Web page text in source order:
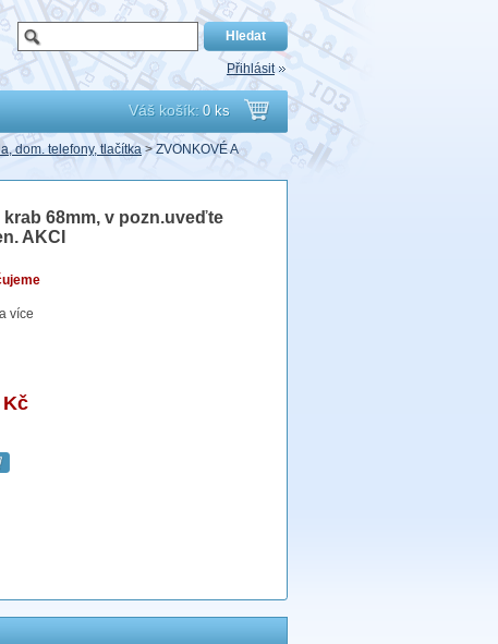
Váš košík: 0 ks
do
Přihlásit
dom. telefony, tlačítka>ZVONKOVÉ A
68mm, v pozn.uveďte
AKCI
více
Kč